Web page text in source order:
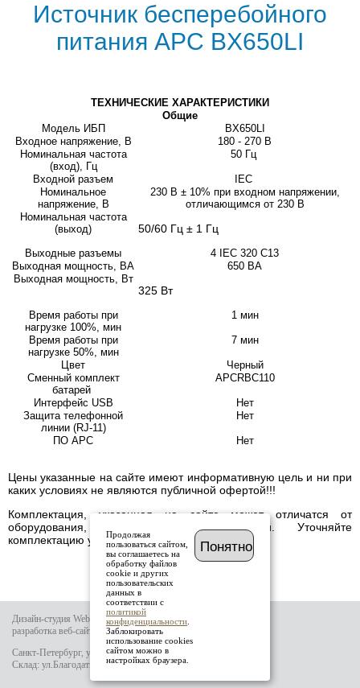
Источник бесперебойного
питания APC BX650LI
ТЕХНИЧЕСКИЕ ХАРАКТЕРИСТИКИ
Общие
Модель ИБП
BX650LI
Входное напряжение, В
180 - 270 В
Номинальная частота
(вход), Гц
50 Гц
Входной разъем
IEC
Номинальное
напряжение, В
230 В ± 10% при входном напряжении,
отличающимся от 230 В
Номинальная частота
(выход)
50/60 Гц ± 1 Гц
Выходные разъемы
4 IEC 320 C13
Выходная мощность, ВА
650 ВА
Выходная мощность, Вт
325 Вт
Время работы при
нагрузке 100%, мин
1 мин
Время работы при
нагрузке 50%, мин
7 мин
Цвет
Черный
Сменный комплект
батарей
APCRBC110
Интерфейс USB
Нет
Защита телефонной
линии (RJ-11)
Нет
ПО APC Нет
Цены указанные на сайте имеют информативную цель и ни при
каких условиях не являются публичной офертой!!!
Комплектация, указанная на сайте может отличатся от
оборудования, имеющегося в наличии. Уточняйте
комплектацию у менеджера.
Дизайн-студия Website-it
разработка веб-сайта
Санкт-Петербург, ул.Тамбовская д.69 лит.Б
Склад: ул.Благодатная д.64
Продолжая
пользоваться сайтом,
вы соглашаетесь на
обработку файлов
cookie и других
пользовательских
данных в
соответствии с
политикой
конфиденциальности
Заблокировать
использование cookies
сайтом можно в
настройках браузера.
Понятно